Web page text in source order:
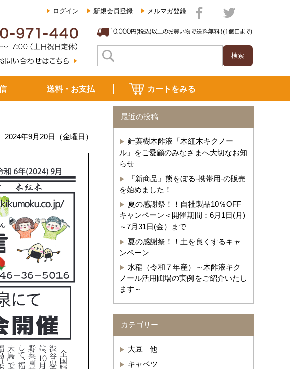
ログイン 新規会員登録 メルマガ登録
送料・お支払 カートをみる
2024年9月20日（金曜日）
最近の投稿
針葉樹木酢液「木紅木キクノー
ル」をご愛顧のみなさまへ大切なお知
らせ
『新商品』熊をぼる-携帯用-の販売
を始めました！
夏の感謝祭！！自社製品10％OFF
キャンペーン＜開催期間：6月1日(月)
～7月31日(金）まで
夏の感謝祭！！土を良くするキャ
ンペーン
水稲（令和７年産）～木酢液キク
ノール活用圃場の実例をご紹介いたし
ます～
カテゴリー
大豆 他
キャベツ